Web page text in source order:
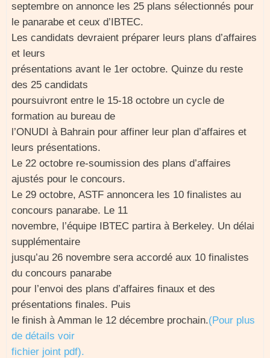
septembre on annonce les 25 plans sélectionnés pour
le panarabe et ceux d’IBTEC.
Les candidats devraient préparer leurs plans d’affaires
et leurs
présentations avant le 1er octobre. Quinze du reste
des 25 candidats
poursuivront entre le 15-18 octobre un cycle de
formation au bureau de
l’ONUDI à Bahrain pour affiner leur plan d’affaires et
leurs présentations.
Le 22 octobre re-soumission des plans d’affaires
ajustés pour le concours.
Le 29 octobre, ASTF annoncera les 10 finalistes au
concours panarabe. Le 11
novembre, l’équipe IBTEC partira à Berkeley. Un délai
supplémentaire
jusqu’au 26 novembre sera accordé aux 10 finalistes
du concours panarabe
pour l’envoi des plans d’affaires finaux et des
présentations finales. Puis
le finish à Amman le 12 décembre prochain.(Pour plus
de détails voir
fichier joint pdf).